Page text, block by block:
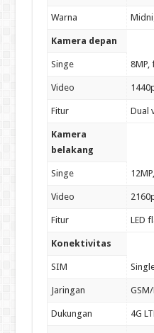
Warna
Kamera depan
Singe 8MP,
Video
Fitur Dual
Kamera
belakang
Singe
Video
Fitur LED
Konektivitas
SIM
Jaringan GSM/
Dukungan 4G